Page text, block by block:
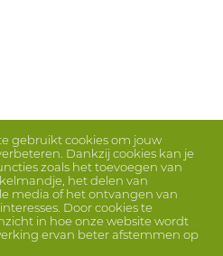
gebruikt cookies om jouw
Dankzij cookies kan je
zoals het toevoegen van
het delen van
media of het ontvangen van
Door cookies te
in hoe onze website wordt
ervan beter afstemmen op